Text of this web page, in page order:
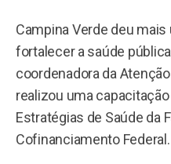
Campina Verde deu
fortalecer a saúde
coordenadora da
realizou uma
Estratégias de Saúde da
Cofinanciamento Federal.